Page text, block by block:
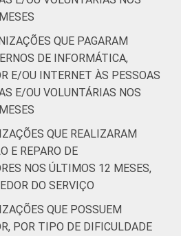
QUE PAGARAM
DE INFORMÁTICA,
E/OU INTERNET ÀS PESSOAS
E/OU VOLUNTÁRIAS NOS
QUE REALIZARAM
E REPARO DE
NOS ÚLTIMOS 12 MESES,
DO SERVIÇO
QUE POSSUEM
POR TIPO DE DIFICULDADE